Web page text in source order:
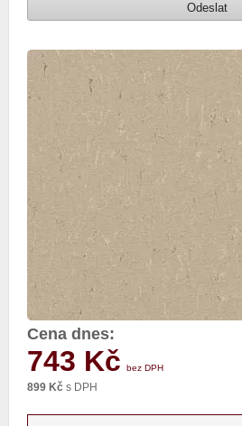
Cena dnes:
743 Kč bez DPH
899 Kč s DPH